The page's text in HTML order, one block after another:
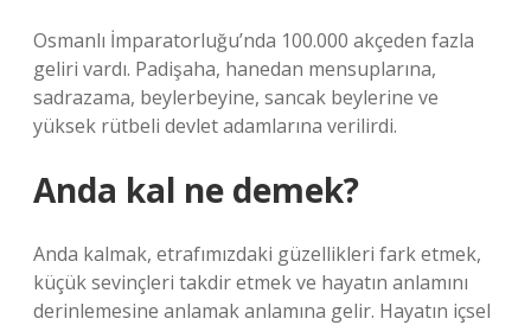
Osmanlı İmparatorluğu’nda 100.000 akçeden fazla
geliri vardı. Padişaha, hanedan mensuplarına,
sadrazama, beylerbeyine, sancak beylerine ve
yüksek rütbeli devlet adamlarına verilirdi.
Anda kal ne demek?
Anda kalmak, etrafımızdaki güzellikleri fark etmek,
küçük sevinçleri takdir etmek ve hayatın anlamını
derinlemesine anlamak anlamına gelir. Hayatın içsel